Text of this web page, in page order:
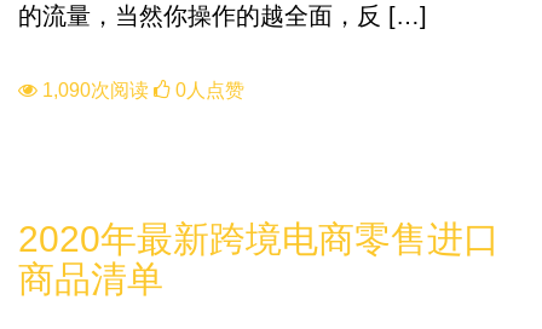
的流量，当然你操作的越全面，反 […]
1,090次阅读 0人点赞
2020年最新跨境电商零售进口
商品清单